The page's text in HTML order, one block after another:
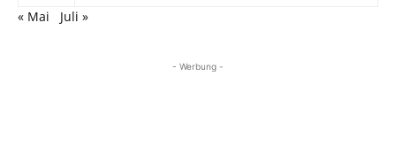
« Mai
Juli »
- Werbung -